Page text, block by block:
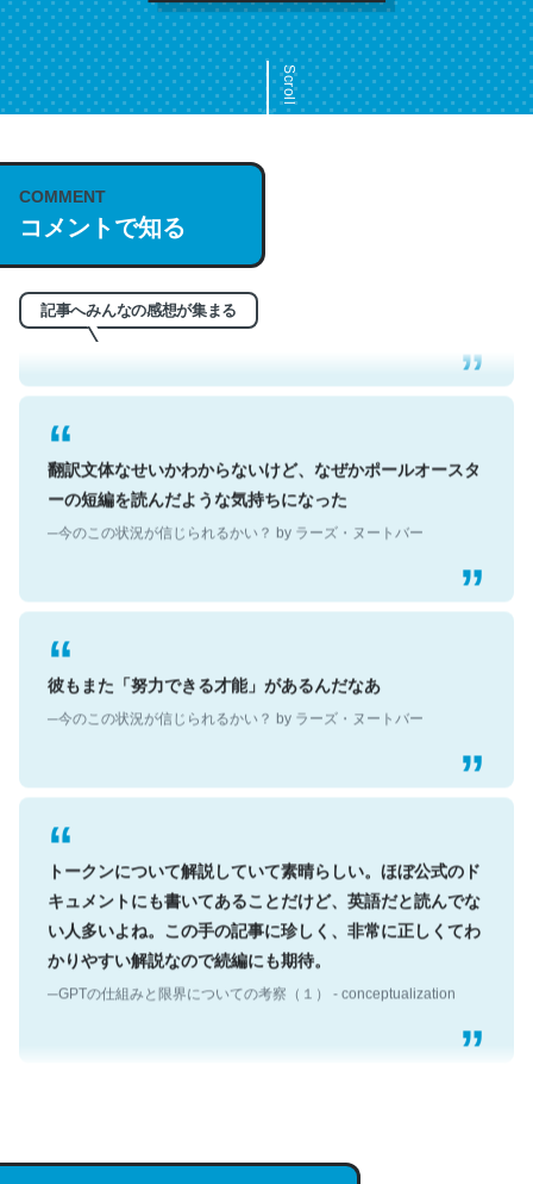
Scroll
COMMENT
コメントで知る
記事へみんなの感想が集まる
これは名文。彼はとてもクレバーなんだろうなと凄く思
う。英語少しでも読める人は原文もお勧め。自分はこの流
れ好き。Let’s Fucking Go. Then Covid hit. Shit.
─今のこの状況が信じられるかい？ by ラーズ・ヌートバー
翻訳文体なせいかわからないけど、なぜかポールオースタ
ーの短編を読んだような気持ちになった
─今のこの状況が信じられるかい？ by ラーズ・ヌートバー
彼もまた「努力できる才能」があるんだなあ
─今のこの状況が信じられるかい？ by ラーズ・ヌートバー
トークンについて解説していて素晴らしい。ほぼ公式のド
キュメントにも書いてあることだけど、英語だと読んでな
い人多いよね。この手の記事に珍しく、非常に正しくてわ
かりやすい解説なので続編にも期待。
─GPTの仕組みと限界についての考察（１） - conceptualization
説してる記事が少ないので貴重な良記事。/続編来た